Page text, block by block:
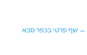
←שף פרטי בכפר סבא